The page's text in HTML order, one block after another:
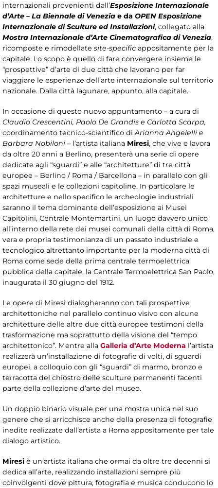
internazionali provenienti dall’Esposizione Internazionale
d’Arte – La Biennale di Venezia e da OPEN Esposizione
Internazionale di Sculture ed Installazioni, collegato alla
Mostra Internazionale d’Arte Cinematografica di Venezia,
ricomposte e rimodellate site-specific appositamente per la
capitale. Lo scopo è quello di fare convergere insieme le
“prospettive” d’arte di due città che lavorano per far
viaggiare le esperienze dell’arte internazionale sul territorio
nazionale. Dalla città lagunare, appunto, alla capitale.
In occasione di questo nuovo appuntamento – a cura di
Claudio Crescentini, Paolo De Grandis e Carlotta Scarpa,
coordinamento tecnico-scientifico diArianna Angelelli e
Barbara Nobiloni – l’artista italiana Miresi, che vive e lavora
da oltre 20 anni a Berlino, presenterà una serie di opere
dedicate agli “sguardi” e alle “architetture” di tre città
europee – Berlino / Roma / Barcellona – in parallelo con gli
spazi museali e le collezioni capitoline. In particolare le
architetture e nello specifico le archeologie industriali
saranno il tema dominante dell’esposizione ai Musei
Capitolini, Centrale Montemartini, un luogo davvero unico
all’interno della rete dei musei comunali della città di Roma,
vera e propria testimonianza di un passato industriale e
tecnologico altrettanto importante per la moderna città di
Roma come sede della prima centrale termoelettrica
pubblica della capitale, la Centrale Termoelettrica San Paolo,
inaugurata il 30 giugno del 1912.
Le opere di Miresi dialogheranno con tali prospettive
architettoniche nel parallelo continuo visivo con alcune
architetture delle altre due città europee testimoni della
trasformazione ma soprattutto della visione del “tempo
architettonico”. Mentre alla Galleria d’Arte Moderna l’artista
realizzerà un’installazione di fotografie di volti, di sguardi
europei, a colloquio con gli “sguardi” di marmo, bronzo e
terracotta del chiostro delle sculture permanenti facenti
parte della collezione d’arte del museo.
Un doppio binario visuale per una mostra unica nel suo
genere che si arricchisce anche della presenza di fotografie
inedite realizzate dall’artista a Roma appositamente per tale
dialogo artistico.
Miresi è un’artista italiana che ormai da oltre tre decenni si
dedica all’arte, realizzando installazioni sempre più
coinvolgenti dove pittura, fotografia e musica conducono lo